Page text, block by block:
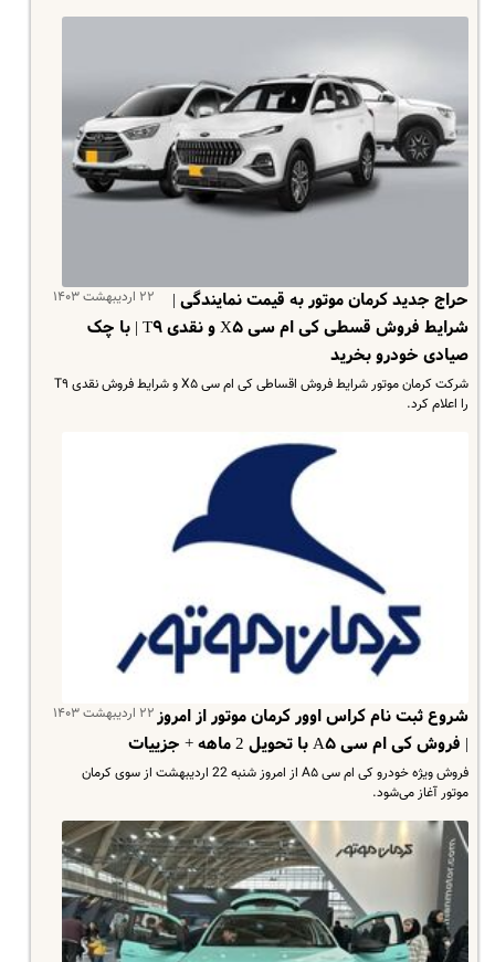
۲۲ اردیبهشت ۱۴۰۳
حراج جدید کرمان موتور به قیمت نمایندگی |
شرایط فروش قسطی کی ام سی X۵ و نقدی T۹ | با چک
صیادی خودرو بخرید
شرکت کرمان موتور شرایط فروش اقساطی کی ام سی X۵ و شرایط فروش نقدی T۹
را اعلام کرد.
۲۲ اردیبهشت ۱۴۰۳شروع ثبت نام کراس اوور کرمان موتور از امروز
| فروش کی ام سی A۵ با تحویل 2 ماهه + جزییات
فروش ویژه خودرو کی ام سی A۵ از امروز شنبه 22 اردیبهشت از سوی کرمان
موتور آغاز می‌شود.